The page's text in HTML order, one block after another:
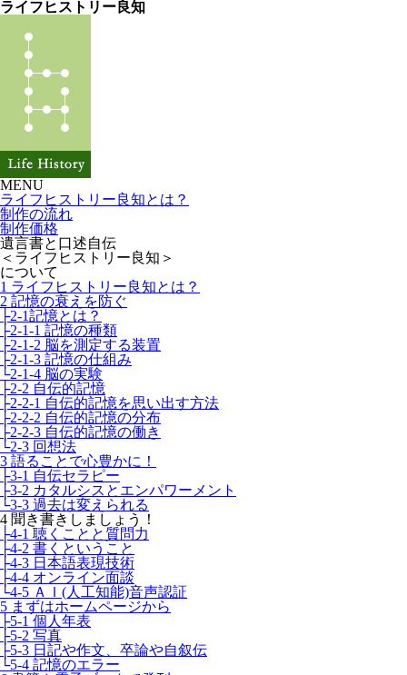
ライフヒストリー良知
MENU
ライフヒストリー良知とは？
制作の流れ
制作価格
遺言書と口述自伝
＜ライフヒストリー良知＞
について
1 ライフヒストリー良知とは？
2 記憶の衰えを防ぐ
├2-1記憶とは？
├2-1-1 記憶の種類
├2-1-2 脳を測定する装置
├2-1-3 記憶の仕組み
└2-1-4 脳の実験
├2-2 自伝的記憶
├2-2-1 自伝的記憶を思い出す方法
├2-2-2 自伝的記憶の分布
├2-2-3 自伝的記憶の働き
└2-3 回想法
3 語ることで心豊かに！
├3-1 自伝セラピー
├3-2 カタルシスとエンパワーメント
└3-3 過去は変えられる
4 聞き書きしましょう！
├4-1 聴くことと質問力
├4-2 書くということ
├4-3 日本語表現技術
├4-4 オンライン面談
└4-5 ＡＩ(人工知能)音声認証
5 まずはホームページから
├5-1 個人年表
├5-2 写真
├5-3 日記や作文、卒論や自叙伝
└5-4 記憶のエラー